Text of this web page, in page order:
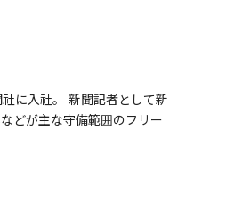
に入社。 新聞記者として新
どが主な守備範囲のフリー